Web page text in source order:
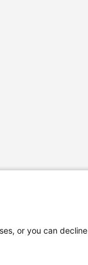
or you can decline